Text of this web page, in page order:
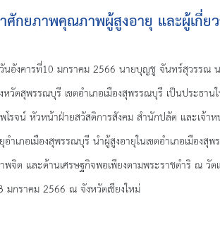
การแบ่งส่วนราชการ
การพัฒนา
ก
จ.สัมพันธ์
ศักยภาพคุณภาพผู้สูงอายุ และผู้เกี่ย
รที่10 มกราคม 2566 นายบุญชู จันทร์สุวรรณ
วัดสุพรรณบุรี เขตอำเภอเมืองสุพรรณบุรี เป็นประธ
รจน์ หัวหน้าฝ่ายสวัสดิการสังคม สำนักปลัด และเจ้า
อำเภอเมืองสุพรรณบุรี นำผู้สูงอายุในเขตอำเภอเมื
จิต และด้านเศรษฐกิจพอเพียงตามพระราชดำริ ณ
กราคม 2566 ณ จังหวัดเชียงใหม่